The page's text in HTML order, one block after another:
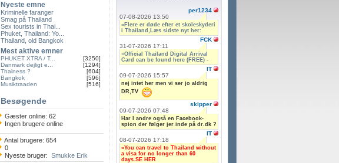
Nyeste emne
Kriminelle faranger
Smag på Thailand
Sex tourists in Thai...
Phuket, Thailand: Yo...
Thailand, old Bangkok
Mest aktive emner
PHUKET XTRA / T...
[3250]
Danmark dejligt e...
[1294]
Thainess ?
[604]
Bangkok
[596]
Musiktraaden
[516]
Besøgende
Gæster online: 62
Ingen brugere online
Antal brugere: 654
0
Nyeste bruger: Smukke Erik
per1234
07-08-2026 13:50
»Flere er døde efter et skoleskyderi
i Thailand,Læs sidste nyt her:
FCK
31-07-2026 17:11
»Official Thailand Digital Arrival
Card can be found here (FREE) -
IT
09-07-2026 15:57
nej intet her men vi ser jo aldrig
DR,TV
skipper
09-07-2026 07:48
Har I andre også en Facebook-
spion der følger jer inde på dr.dk ?
IT
08-07-2026 17:18
»You can travel to Thailand without
a visa for no longer than 60
days.SE HER